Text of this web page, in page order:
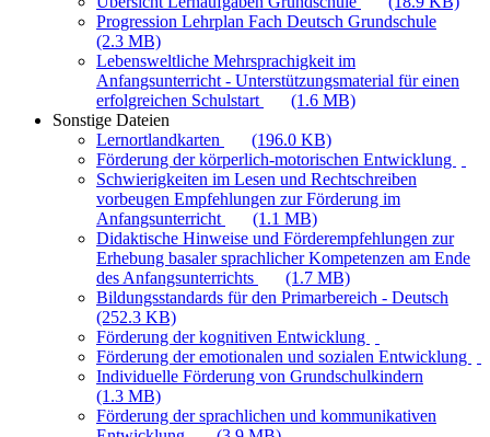
Progression Lehrplan Fach Deutsch Grundschule
(2.3 MB)
Lebensweltliche Mehrsprachigkeit im
Anfangsunterricht - Unterstützungsmaterial für einen
erfolgreichen Schulstart
(1.6 MB)
Sonstige Dateien
Lernortlandkarten
(196.0 KB)
Förderung der körperlich-motorischen Entwicklung
Schwierigkeiten im Lesen und Rechtschreiben
vorbeugen Empfehlungen zur Förderung im
Anfangsunterricht
(1.1 MB)
Didaktische Hinweise und Förderempfehlungen zur
Erhebung basaler sprachlicher Kompetenzen am Ende
des Anfangsunterrichts
(1.7 MB)
Bildungsstandards für den Primarbereich - Deutsch
(252.3 KB)
Förderung der kognitiven Entwicklung
Förderung der emotionalen und sozialen Entwicklung
Individuelle Förderung von Grundschulkindern
(1.3 MB)
Förderung der sprachlichen und kommunikativen